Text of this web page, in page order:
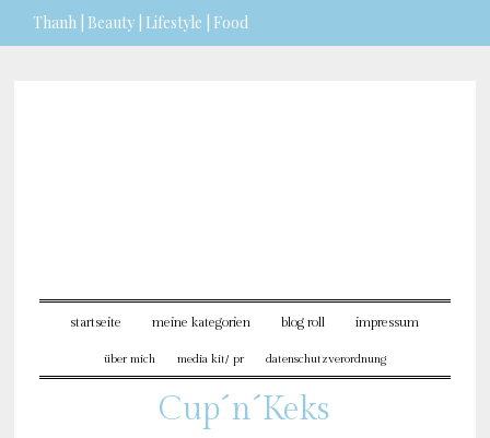
Thanh | Beauty | Lifestyle | Food
startseite meine kategorien blog roll impressum
über mich media kit/ pr datenschutzverordnung
Cup´n´Keks